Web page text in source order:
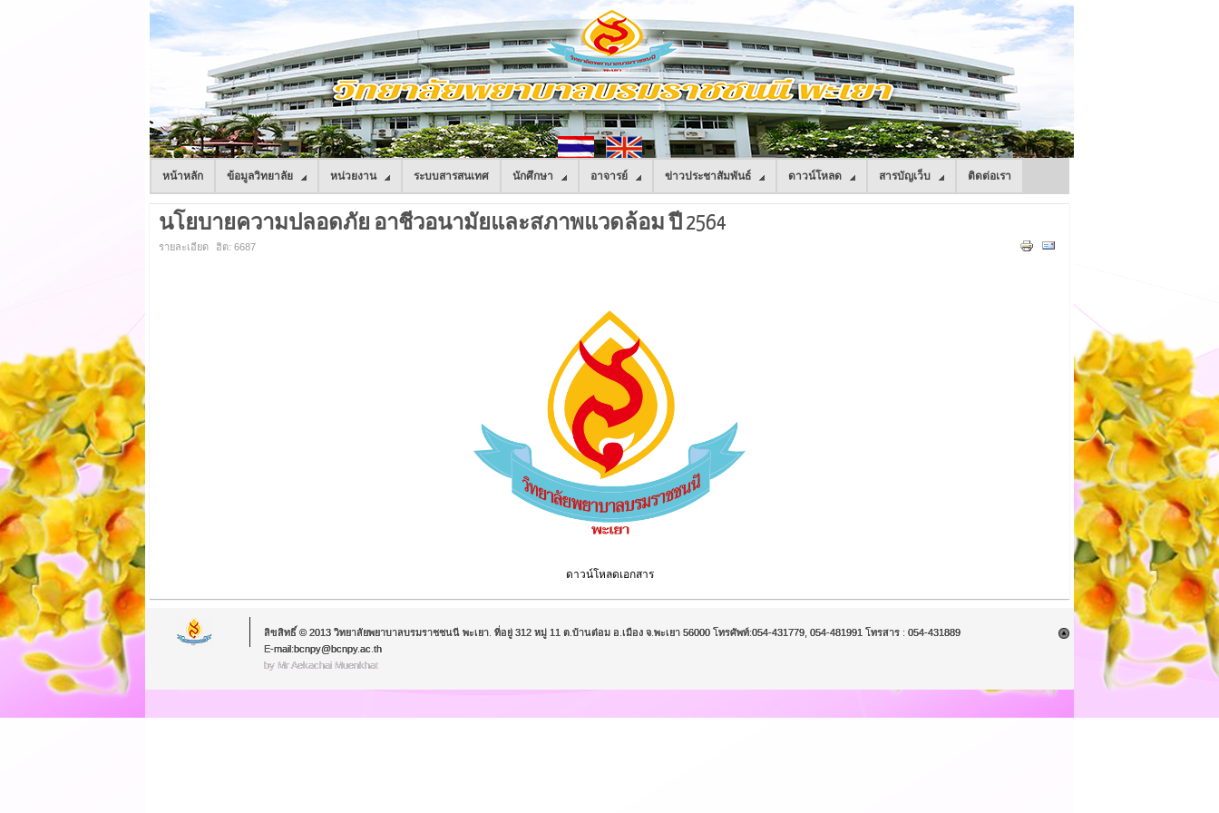
หน้าหลัก ข้อมูลวิทยาลัย หน่วยงาน ระบบสารสนเทศ นักศึกษา อาจารย์ ข่าวประชาสัมพันธ์ ดาวน์โหลด สารบัญเว็บ ติดต่อเรา
นโยบายความปลอดภัย อาชีวอนามัยและสภาพแวดล้อม ปี 2564
รายละเอียด ฮิต: 6687
ดาวน์โหลดเอกสาร
ลิขสิทธิ์ © 2013 วิทยาลัยพยาบาลบรมราชชนนี พะเยา. ที่อยู่ 312 หมู่ 11 ต.บ้านต๋อม อ.เมือง จ.พะเยา 56000 โทรศัพท์:054-431779, 054-481991 โทรสาร : 054-431889
E-mail:bcnpy@bcnpy.ac.th
by Mr.Aekachai Muenkhat